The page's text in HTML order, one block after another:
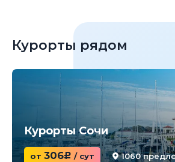
Курорты рядом
Курорты Сочи
от 306c / сут 1060